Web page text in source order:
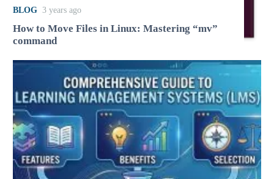
BLOG 3 years ago
How to Move Files in Linux: Mastering “mv”
command